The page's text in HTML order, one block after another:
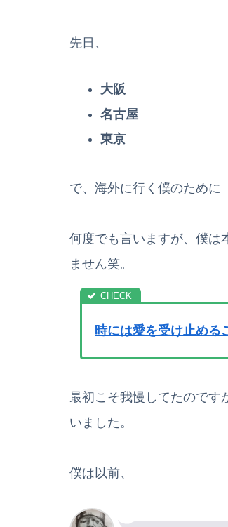
先日、
大阪
名古屋
東京
で、海外に行く僕のために
何度でも言いますが、僕は
ません笑。
時には愛を受け止める
最初こそ我慢してたのです
いました。
僕は以前、